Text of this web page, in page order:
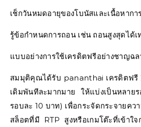
เช็กวันหมดอายุของโบนัสและเนื้อหากา
รู้ข้อกำหนดการถอน เช่น ถอนสูงสุดได้เ
แบบอย่างการใช้เครดิตฟรีอย่างชาญฉล
สมมุติคุณได้รับ pananthai เครดิตฟ
เดิมพันทีละมากมาย ให้แบ่งเป็นหลา
รอบละ 10 บาท) เพื่อกระจัดกระจายคว
สล็อตที่มี RTP สูงหรือเกมโต๊ะที่เข้าใ